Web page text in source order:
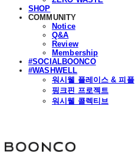
SHOP
COMMUNITY
Notice
Q&A
Review
Membership
#SOCIALBOONCO
#WASHWELL
워시웰 플레이스 & 피플
핑크핀 프로젝트
워시웰 콜렉티브